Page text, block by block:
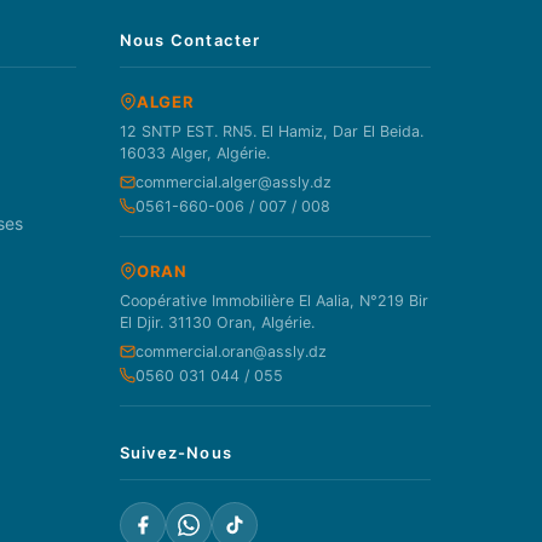
Nous Contacter
ALGER
12 SNTP EST. RN5. El Hamiz, Dar El Beida.
16033 Alger, Algérie.
commercial.alger@assly.dz
0561-660-006 / 007 / 008
ORAN
Coopérative Immobilière El Aalia, N°219 Bir
El Djir. 31130 Oran, Algérie.
commercial.oran@assly.dz
0560 031 044 / 055
Suivez-Nous